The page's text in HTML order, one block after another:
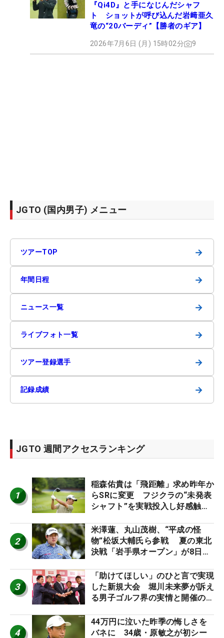
『Qi4D』と手になじんだシャフ
ト ショットが呼び込んだ岩﨑亜久
竜の“20バーディ”【勝者のギア】
2026年7月6日 (月) 15時02分 9
JGTO (国内男子) メニュー
ツアーTOP →
年間日程 →
ニュース一覧 →
ライブフォト一覧 →
ツアー登録選手 →
記録成績 →
JGTO 週間アクセスランキング
1
稲森佑貴は「飛距離」求め昨年か
らSRに変更 フジクラの“未発表
シャフト”を実戦投入し好感触
ーのヒトネタ！】
2
米澤蓮、丸山茂樹、“平成の怪
物”松坂大輔氏ら参戦 夏の東北
決戦「岩手県オープン」が8日開
3
「助けてほしい」のひと言で実現
した新規大会 堀川未来夢が訴え
る男子ゴルフ界の実情と開催の舞
4
44万円に泣いた昨季の悔しさを
バネに 34歳・原敏之が初シー